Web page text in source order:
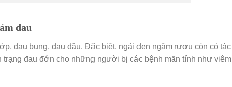
đau
đau bụng, đau đầu. Đặc biệt, ngải đen ngâm rượu còn có tác
trạng đau đớn cho những người bị các bệnh mãn tính như viêm